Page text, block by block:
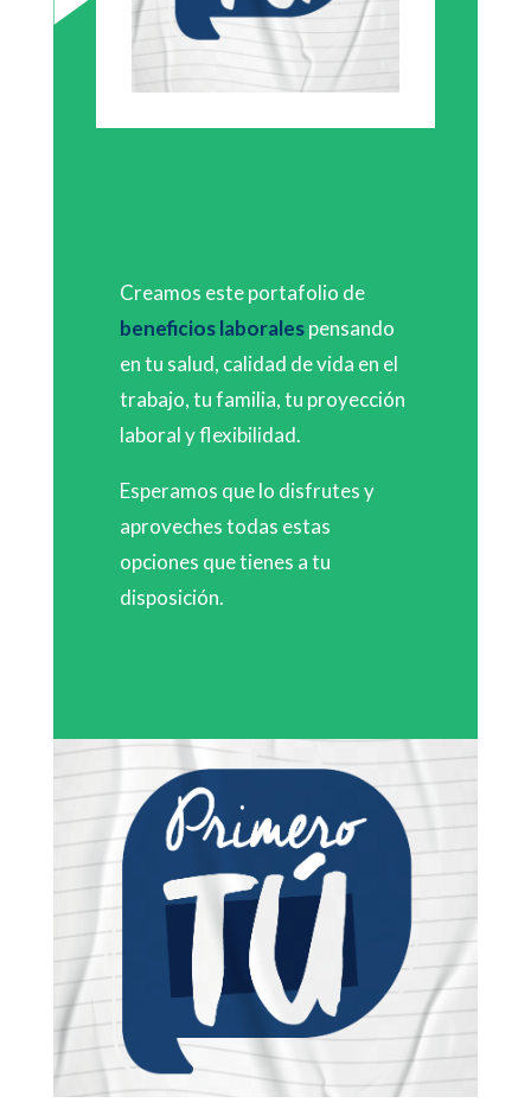
Creamos este portafolio de
beneficios laboralespensando
en tu salud, calidad de vida en el
trabajo, tu familia, tu proyección
laboral y flexibilidad.
Esperamos que lo disfrutes y
aproveches todas estas
opciones que tienes a tu
disposición.